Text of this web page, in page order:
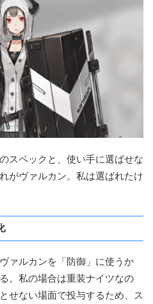
スペックと、使い手に選ばせな
がヴァルカン。私は選ばれたけ
ァルカンを「防御」に使うか
。私の場合は重装ナイツなの
せない場面で投与するため、ス